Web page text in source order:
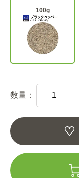
100g
数量：